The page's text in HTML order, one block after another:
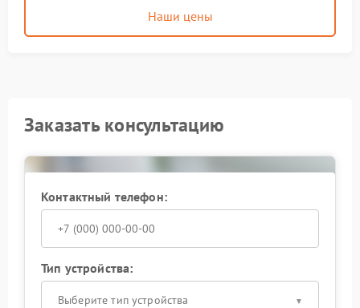
Наши цены
Заказать консультацию
Контактный телефон:
Тип устройства:
Выберите тип устройства